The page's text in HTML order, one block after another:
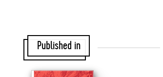
Published in